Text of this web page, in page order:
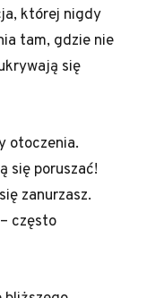
której nigdy
tam, gdzie nie
się
otoczenia.
się poruszać!
zanurzasz.
często